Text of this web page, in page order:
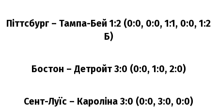
Піттсбург – Тампа-Бей 1:2 (0:0, 0:0, 1:1, 0:0, 1:2
Б)
Бостон – Детройт 3:0 (0:0, 1:0, 2:0)
Сент-Луїс – Кароліна 3:0 (0:0, 3:0, 0:0)